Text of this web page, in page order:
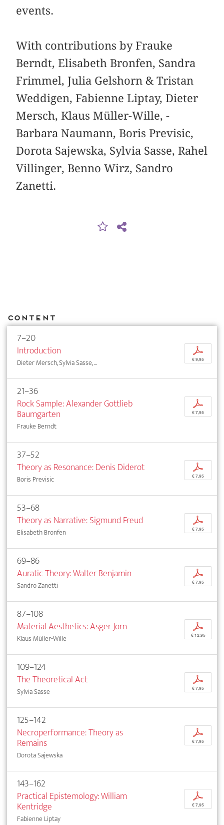
events.
With contributions by Frauke
Berndt, Elisabeth Bronfen, Sandra
Frimmel, Julia Gelshorn & Tristan
Weddigen, Fabienne Liptay, Dieter
Mersch, Klaus Müller-Wille, ­
Barbara Naumann, Boris Previsic,
Dorota Sajewska, ­Sylvia Sasse, Rahel
Villinger, Benno Wirz, Sandro
Zanetti.
Content
7–20
Introduction
Dieter Mersch, Sylvia Sasse, ...
p
€ 9,95
21–36
Rock Sample: Alexander Gottlieb
Baumgarten
Frauke Berndt
p
€ 7,95
37–52
Theory as Resonance: Denis Diderot
Boris Previsic
p
€ 7,95
53–68
Theory as Narrative: Sigmund Freud
Elisabeth Bronfen
p
€ 7,95
69–86
Auratic Theory: Walter Benjamin
Sandro Zanetti
p
€ 7,95
87–108
Material Aesthetics: Asger Jorn
Klaus Müller-Wille
p
€ 12,95
109–124
The Theoretical Act
Sylvia Sasse
p
€ 7,95
125–142
Necroperformance: Theory as
Remains
Dorota Sajewska
p
€ 7,95
143–162
Practical Epistemology: William
Kentridge
Fabienne Liptay
p
€ 7,95